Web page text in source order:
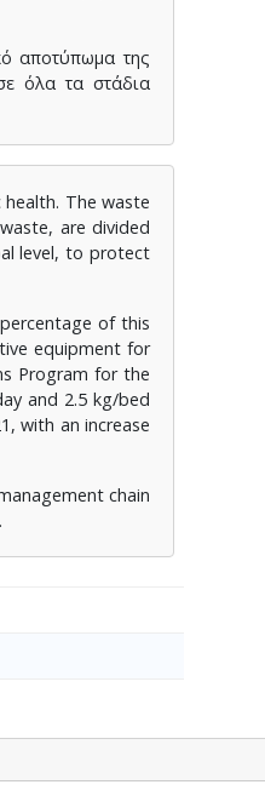
αποτύπωμα της
όλα τα στάδια
The waste
are divided
level, to protect
of this
equipment for
Program for the
and 2.5 kg/bed
with an increase
chain